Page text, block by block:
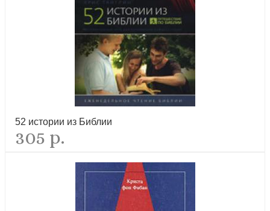
Детская Библия. Библейские рассказы с иллюстрациями
(Институт перевода Библии)
52 истории из Библии
305 р.